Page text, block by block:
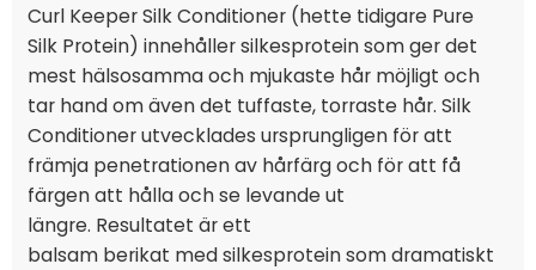
Curl Keeper Silk Conditioner (hette tidigare Pure
Silk Protein) innehåller silkesprotein som ger det
mest hälsosamma och mjukaste hår möjligt och
tar hand om även det tuffaste, torraste hår. Silk
Conditioner utvecklades ursprungligen för att
främja penetrationen av hårfärg och för att få
färgen att hålla och se levande ut
längre. Resultatet är ett
balsam berikat med silkesprotein som dramatiskt